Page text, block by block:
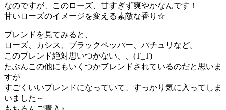
なのですが、このローズ、甘すぎず爽やかなんです！
甘いローズのイメージを変える素敵な香り☆
ブレンドを見てみると、
ローズ、カシス、ブラックペッパー、パチュリなど。
このブレンド絶対思いつかない、、(T_T)
たぶんこの他にもいくつかブレンドされているのだと思いま
すが
すごくいいブレンドになっていて、すっかり気に入ってしま
いました～